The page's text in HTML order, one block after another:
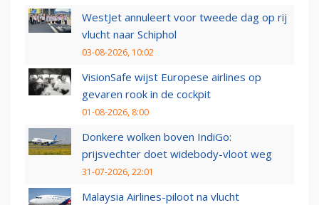
WestJet annuleert voor tweede dag op rij
vlucht naar Schiphol
03-08-2026, 10:02
VisionSafe wijst Europese airlines op
gevaren rook in de cockpit
01-08-2026, 8:00
Donkere wolken boven IndiGo:
prijsvechter doet widebody-vloot weg
31-07-2026, 22:01
Malaysia Airlines-piloot na vlucht